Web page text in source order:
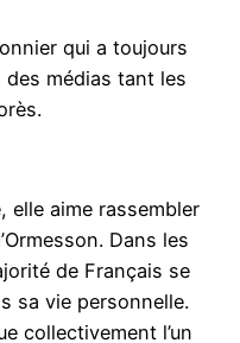
qui a toujours
des médias tant les
elle aime rassembler
Dans les
de Français se
sa vie personnelle.
collectivement l’un